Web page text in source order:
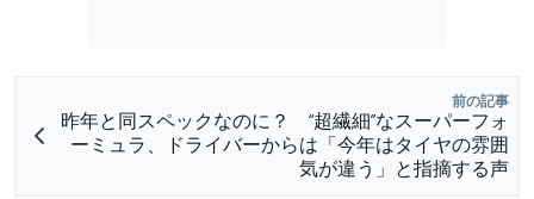
前の記事
昨年と同スペックなのに？ “超繊細”なスーパーフォ
ーミュラ、ドライバーからは「今年はタイヤの雰囲
気が違う」と指摘する声